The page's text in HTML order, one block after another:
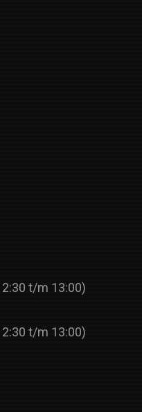
t/m 13:00)
t/m 13:00)